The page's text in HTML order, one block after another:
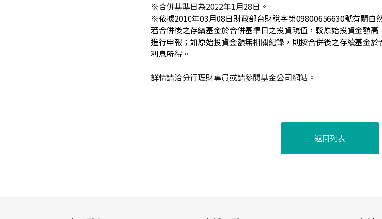
※合併基準日為2022年1月28日。
※依據2010年03月08日財政部台財稅字第09800656630號有關自
若合併後之存續基金於合併基準日之投資現值，較原始投資金額
進行申報；如原始投資金額無相關紀錄，則按合併後之存續基金
利息所得。
詳情請洽分行理財專員或請參閱基金公司網站。
返回列表